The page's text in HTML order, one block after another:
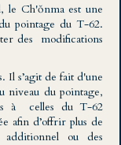
le Ch'ŏnma est une
pointage du T-62.
des modifications
Il s’agit de fait d'une
niveau du pointage,
à celles du T-62
afin d’offrir plus de
ou des